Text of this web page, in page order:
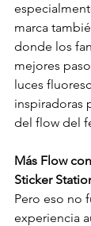
marca
donde los
mejores
luces
inspiradoras
del flow del
Más Flow
Sticker
Pero eso no
experiencia